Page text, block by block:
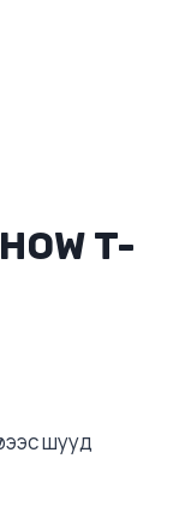
T-
шууд